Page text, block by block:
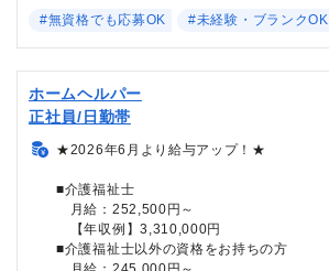
#無資格でも応募OK #未経験・ブランクOK
ホームヘルパー
正社員/日勤帯
★2026年6月より給与アップ！★
■介護福祉士
月給：252,500円～
【年収例】3,310,000円
■介護福祉士以外の資格をお持ちの方